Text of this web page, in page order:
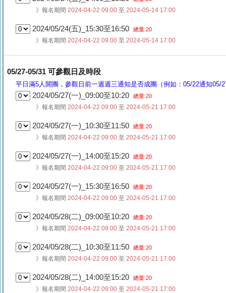
》報名期間 2024-04-22 09:00 至 2024-05-14 17:00
2024/05/24(五)_15:30至16:50 總量:20
》報名期間 2024-04-22 09:00 至 2024-05-14 17:00
05/27-05/31 可參觀日及時段
平日滿5人開團，參觀日前一週週三通知是否成團（例如：05/22通知05/
2024/05/27(一)_09:00至10:20 總量:20
》報名期間 2024-04-22 09:00 至 2024-05-21 17:00
2024/05/27(一)_10:30至11:50 總量:20
》報名期間 2024-04-22 09:00 至 2024-05-21 17:00
2024/05/27(一)_14:00至15:20 總量:20
》報名期間 2024-04-22 09:00 至 2024-05-21 17:00
2024/05/27(一)_15:30至16:50 總量:20
》報名期間 2024-04-22 09:00 至 2024-05-21 17:00
2024/05/28(二)_09:00至10:20 總量:20
》報名期間 2024-04-22 09:00 至 2024-05-21 17:00
2024/05/28(二)_10:30至11:50 總量:20
》報名期間 2024-04-22 09:00 至 2024-05-21 17:00
2024/05/28(二)_14:00至15:20 總量:20
》報名期間 2024-04-22 09:00 至 2024-05-21 17:00